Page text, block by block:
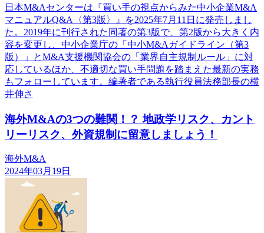
日本M&Aセンターは『買い手の視点からみた中小企業M&A
マニュアルQ&A〈第3版〉』を2025年7月11日に発売しまし
た。2019年に刊行された同著の第3版で、第2版から大きく内
容を変更し、中小企業庁の「中小M&Aガイドライン（第3
版）」とM&A支援機関協会の「業界自主規制ルール」に対
応しているほか、不適切な買い手問題を踏まえた最新の実務
もフォローしています。編著者である執行役員法務部長の横
井伸さ
海外M&Aの3つの難関！？ 地政学リスク、カント
リーリスク、外資規制に留意しましょう！
海外M&A
2024年03月19日